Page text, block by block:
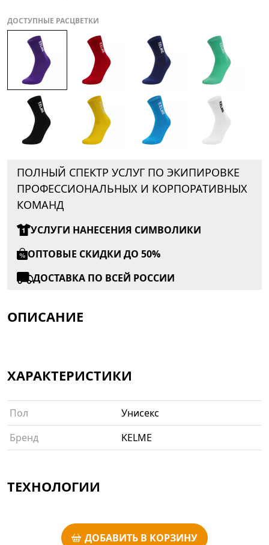
ДОСТУПНЫЕ РАСЦВЕТКИ
ПОЛНЫЙ СПЕКТР УСЛУГ ПО ЭКИПИРОВКЕ
ПРОФЕССИОНАЛЬНЫХ И КОРПОРАТИВНЫХ
КОМАНД
УСЛУГИ НАНЕСЕНИЯ СИМВОЛИКИ
ОПТОВЫЕ СКИДКИ ДО 50%
ДОСТАВКА ПО ВСЕЙ РОССИИ
ОПИСАНИЕ
ХАРАКТЕРИСТИКИ
Пол
Унисекс
Бренд
KELME
ТЕХНОЛОГИИ
ДОБАВИТЬ В КОРЗИНУ